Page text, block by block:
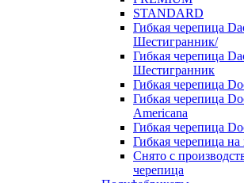
STANDARD
Гибкая черепица
Шестигранник/
Гибкая черепица
Шестигранник
Гибкая черепица
Гибкая черепица
Americana
Гибкая черепица
Гибкая черепица
Снято с
черепица